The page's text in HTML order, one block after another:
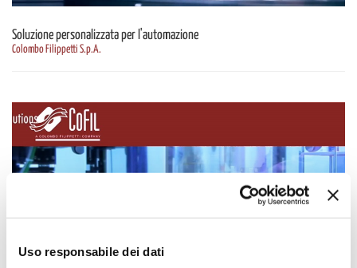
Uso responsabile dei dati
Soluzione personalizzata per l'automazione
Colombo Filippetti S.p.A.